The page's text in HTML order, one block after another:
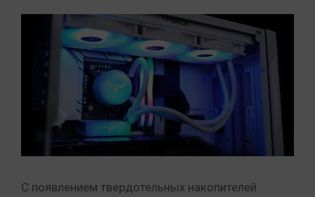
С появлением твердотельных накопителей